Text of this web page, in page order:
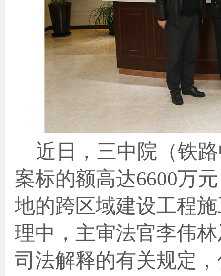
近日，三中院（铁
案标的额高达6600万
地的跨区域建设工程
理中，主审法官李伟
司法解释的有关规定